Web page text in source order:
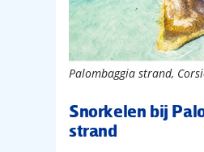
Palombaggia strand,
Snorkelen bij
strand